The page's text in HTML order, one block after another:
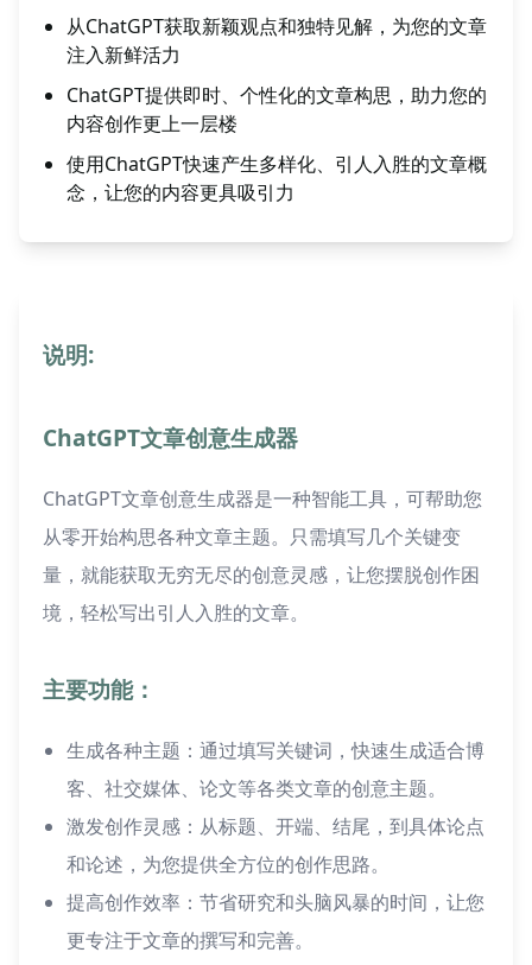
从ChatGPT获取新颖观点和独特见解，为您的文章
注入新鲜活力
ChatGPT提供即时、个性化的文章构思，助力您的
内容创作更上一层楼
使用ChatGPT快速产生多样化、引人入胜的文章概
念，让您的内容更具吸引力
说明:
ChatGPT文章创意生成器
ChatGPT文章创意生成器是一种智能工具，可帮助您
从零开始构思各种文章主题。只需填写几个关键变
量，就能获取无穷无尽的创意灵感，让您摆脱创作困
境，轻松写出引人入胜的文章。
主要功能：
生成各种主题：通过填写关键词，快速生成适合博
客、社交媒体、论文等各类文章的创意主题。
激发创作灵感：从标题、开端、结尾，到具体论点
和论述，为您提供全方位的创作思路。
提高创作效率：节省研究和头脑风暴的时间，让您
更专注于文章的撰写和完善。